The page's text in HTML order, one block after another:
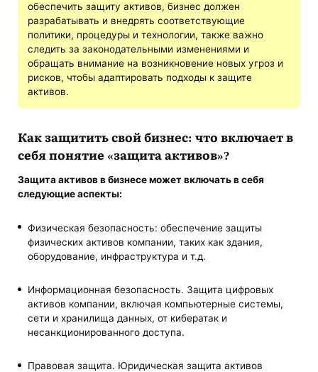
обеспечить защиту активов, бизнес должен
разрабатывать и внедрять соответствующие
политики, процедуры и технологии, также важно
следить за законодательными изменениями и
обращать внимание на возникновение новых угроз и
рисков, чтобы адаптировать подходы к защите
активов.
Как защитить свой бизнес: что включает в
себя понятие «защита активов»?
Защита активов в бизнесеможет включать в себя
следующие аспекты:
Физическая безопасность: обеспечение защиты
физических активов компании, таких как здания,
оборудование, инфраструктура и т.д.
Информационная безопасность. Защита цифровых
активов компании, включая компьютерные системы,
сети и хранилища данных, от кибератак и
несанкционированного доступа.
Правовая защита. Юридическая защита активов